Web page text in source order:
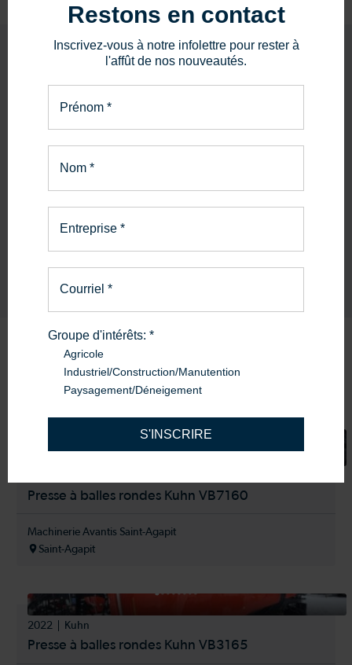
La bonne pièce.
Le bon service.
Produitssimilaires
Presse à balles rondes Kuhn VB7160
Machinerie Avantis Saint-Agapit
Saint-Agapit
2022 Kuhn
Presse à balles rondes Kuhn VB3165
Restons en contact
Inscrivez-vous à notre infolettre pour rester à
l'affût de nos nouveautés.
Prénom *
Nom *
Entreprise *
Courriel *
Groupe d'intérêts: *
Agricole
Industriel/Construction/Manutention
Paysagement/Déneigement
S'INSCRIRE